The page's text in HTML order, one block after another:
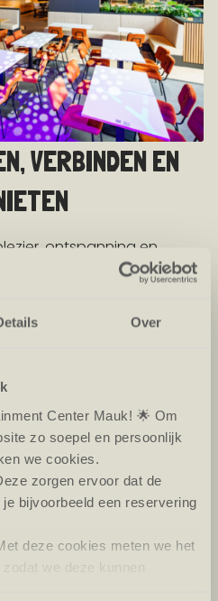
Over
Center Mauk! 🌟 Om
zo soepel en persoonlijk
we cookies.
zorgen ervoor dat de
bijvoorbeeld een reservering
deze cookies meten we het
VERBINDEN EN
ontspanning en
hangen. Als familiebedrijf
sinds de start is het ons
waar iedereen zich
organisaties.